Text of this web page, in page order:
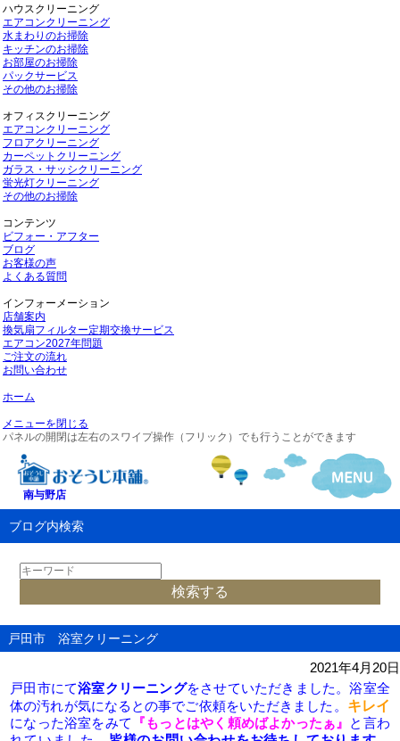
ハウスクリーニング
エアコンクリーニング
水まわりのお掃除
キッチンのお掃除
お部屋のお掃除
パックサービス
その他のお掃除
オフィスクリーニング
エアコンクリーニング
フロアクリーニング
カーペットクリーニング
ガラス・サッシクリーニング
蛍光灯クリーニング
その他のお掃除
コンテンツ
ビフォー・アフター
ブログ
お客様の声
よくある質問
インフォーメーション
店舗案内
換気扇フィルター定期交換サービス
エアコン2027年問題
ご注文の流れ
お問い合わせ
ホーム
メニューを閉じる
パネルの開閉は左右のスワイプ操作（フリック）でも行うことができます
南与野店
ブログ内検索
戸田市 浴室クリーニング
2021年4月20日
戸田市にて浴室クリーニングをさせていただきました。浴室全
体の汚れが気になるとの事でご依頼をいただきました。 キレイ
になった浴室をみて 『もっとはやく頼めばよかったぁ』 と言わ